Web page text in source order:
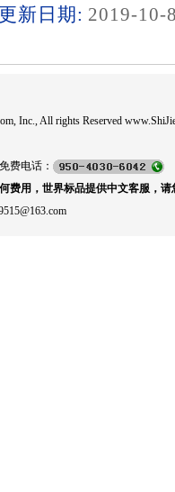
更新日期: 2019-10-
Inc., All rights Reserved
费电话：
费用，世界标品提供中文客服，请